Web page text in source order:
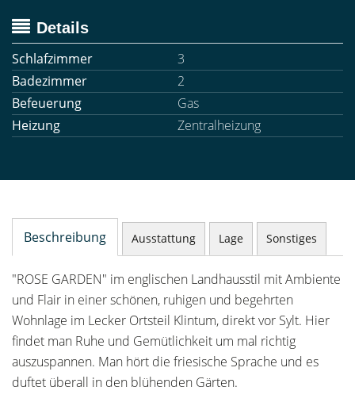
Details
Schlafzimmer
3
Badezimmer
2
Befeuerung
Gas
Heizung
Zentralheizung
Beschreibung Ausstattung Lage Sonstiges
"ROSE GARDEN" im englischen Landhausstil mit Ambiente
und Flair in einer schönen, ruhigen und begehrten
Wohnlage im Lecker Ortsteil Klintum, direkt vor Sylt. Hier
findet man Ruhe und Gemütlichkeit um mal richtig
auszuspannen. Man hört die friesische Sprache und es
duftet überall in den blühenden Gärten.